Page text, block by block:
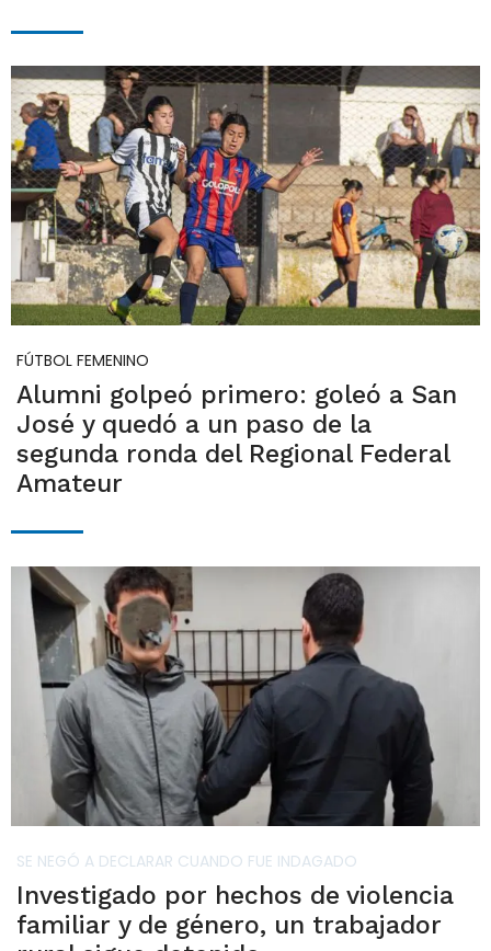
FÚTBOL FEMENINO
Alumni golpeó primero: goleó a San
José y quedó a un paso de la
segunda ronda del Regional Federal
Amateur
SE NEGÓ A DECLARAR CUANDO FUE INDAGADO
Investigado por hechos de violencia
familiar y de género, un trabajador